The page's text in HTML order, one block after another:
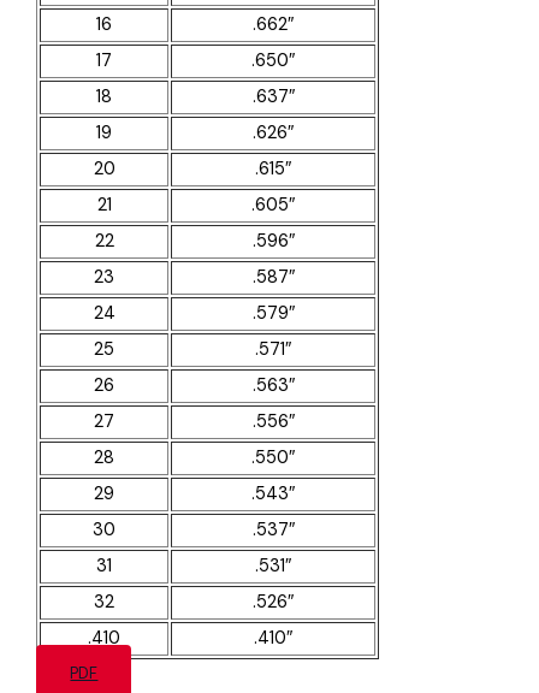
16
.662″
17
.650″
18
.637″
19
.626″
20
.615″
21
.605″
22
.596″
23
.587″
24
.579″
25
.571″
26
.563″
27
.556″
28
.550″
29
.543″
30
.537″
31
.531″
32
.526″
.410
.410″
PDF